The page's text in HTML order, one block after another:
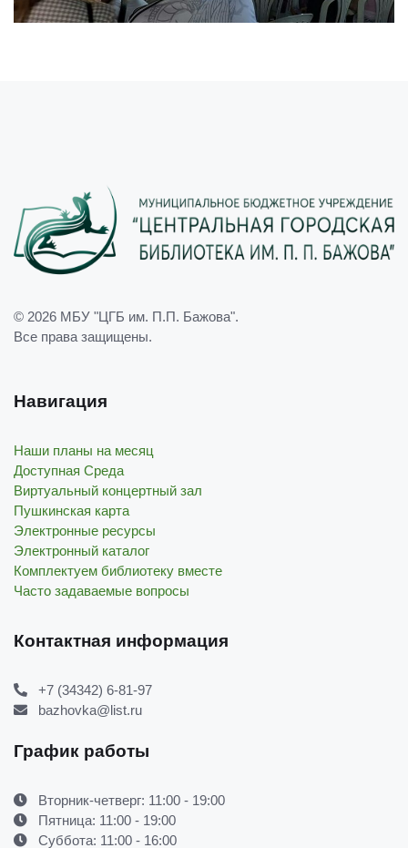
© 2026 МБУ "ЦГБ им. П.П. Бажова".
Все права защищены.
Навигация
Наши планы на месяц
Доступная Среда
Виртуальный концертный зал
Пушкинская карта
Электронные ресурсы
Электронный каталог
Комплектуем библиотеку вместе
Часто задаваемые вопросы
Контактная информация
+7 (34342) 6-81-97
bazhovka@list.ru
График работы
Вторник-четверг: 11:00 - 19:00
Пятница: 11:00 - 19:00
Суббота: 11:00 - 16:00